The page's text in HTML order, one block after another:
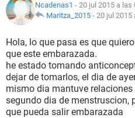
NUTRICIÓN
BIENESTAR
SEXUALIDAD
GLOSARIO
Ncadenas1 - 20 jul 2015 a las
Maritza_2015 - 20 jul 2015
Hola, lo que pasa es que
que este embarazada.
he estado tomando
dejar de tomarlos, el dia de
mismo dia mantuve
segundo dia de menstruscion,
que pueda salir embarazada